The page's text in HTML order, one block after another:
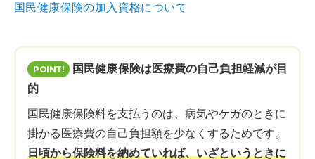
国民健康保険の加入資格について
国民健康保険は医療費の自己負担軽減が目
的
国民健康保険料を支払うのは、病気やケガのときに
掛かる医療費の自己負担額を少なくするためです。
日頃から保険料を納めていれば、いざというときに